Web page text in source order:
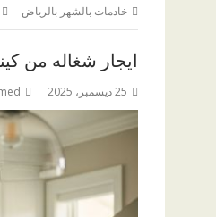
خادمات بالشهر بالرياض
ايجار شغاله من كينيا
25 ديسمبر، 2025